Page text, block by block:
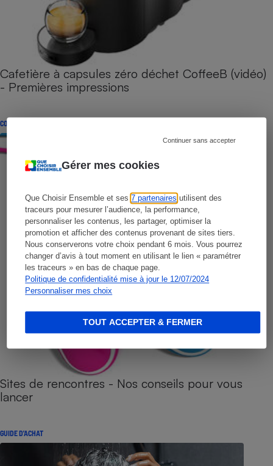
Gérer mes cookies
Que Choisir Ensemble et ses7 partenaires utilisent des
traceurs pour mesurer l’audience, la performance,
personnaliser les contenus, les partager, optimiser la
promotion et afficher des contenus provenant de sites tiers.
Nous conserverons votre choix pendant 6 mois. Vous pourrez
changer d’avis à tout moment en utilisant le lien « paramétrer
les traceurs » en bas de chaque page.
Politique de confidentialité mise à jour le 12/07/2024
Personnaliser mes choix
Continuer sans accepter
TOUT ACCEPTER & FERMER
Cafetière à capsules zéro déchet CoffeeB (vidéo)
- Premières impressions
CONSEILS
Sites de rencontres - Nos conseils pour vous
lancer
GUIDE D'ACHAT